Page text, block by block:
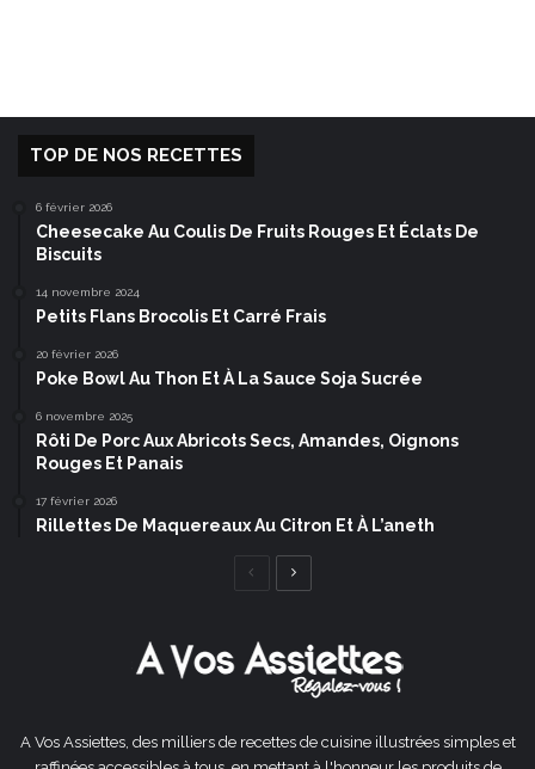
TOP DE NOS RECETTES
6 février 2026
Cheesecake Au Coulis De Fruits Rouges Et Éclats De
Biscuits
14 novembre 2024
Petits Flans Brocolis Et Carré Frais
20 février 2026
Poke Bowl Au Thon Et À La Sauce Soja Sucrée
6 novembre 2025
Rôti De Porc Aux Abricots Secs, Amandes, Oignons
Rouges Et Panais
17 février 2026
Rillettes De Maquereaux Au Citron Et À L’aneth
Page
A Vos Assiettes, des milliers de recettes de cuisine illustrées simples et